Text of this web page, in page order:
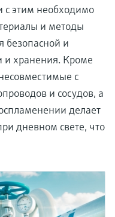
с этим необходимо
и методы
безопасной и
и хранения. Кроме
с
и сосудов, а
делает
дневном свете, что